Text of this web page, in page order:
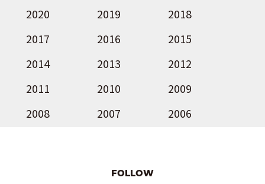
2020
2019
2018
2017
2016
2015
2014
2013
2012
2011
2010
2009
2008
2007 2006
FOLLOW